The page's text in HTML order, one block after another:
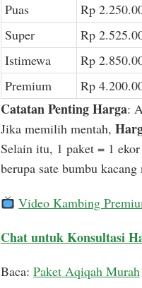
Puas
Rp
Super
Rp
Istimewa
Rp
Premium
Rp
Catatan Penting Harga:
Jika memilih mentah,
Selain itu, 1 paket = 1
berupa sate bumbu
Video Kambing
Chat untuk Konsultasi
Baca: Paket Aqiqah Murah